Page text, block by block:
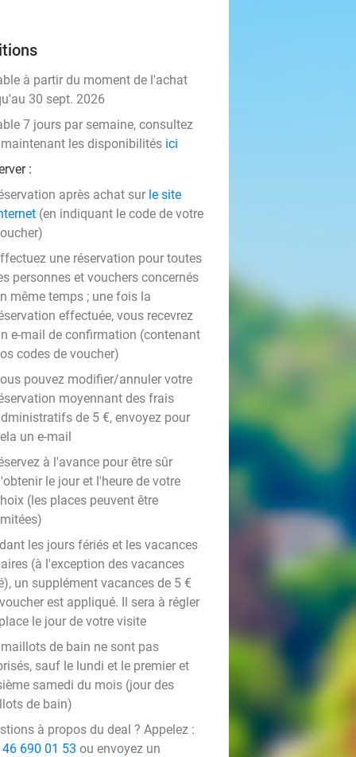
à partir du moment de l'achat
30 sept. 2026
7 jours par semaine, consultez
les disponibilités ici
:
après achat sur le site
(en indiquant le code de votre
une réservation pour toutes
personnes et vouchers concernés
même temps ; une fois la
effectuée, vous recevrez
e-mail de confirmation (contenant
codes de voucher)
pouvez modifier/annuler votre
moyennant des frais
de 5 €, envoyez pour
un e-mail
à l'avance pour être sûr
le jour et l'heure de votre
(les places peuvent être
les jours fériés et les vacances
(à l'exception des vacances
un supplément vacances de 5 €
est appliqué. Il sera à régler
le jour de votre visite
de bain ne sont pas
sauf le lundi et le premier et
samedi du mois (jour des
de bain)
à propos du deal ? Appelez :
690 01 53 ou envoyez un